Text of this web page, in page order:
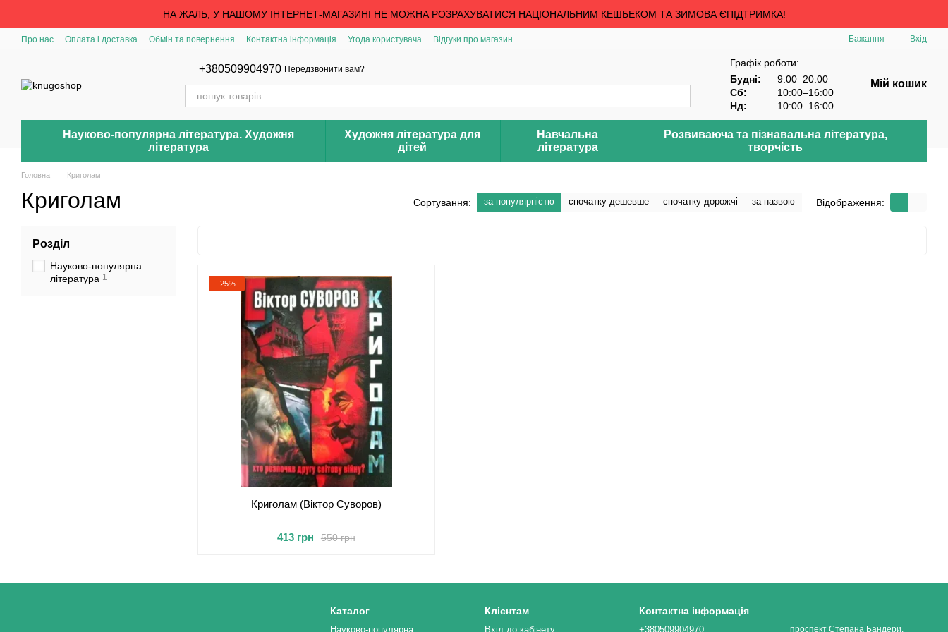
НА ЖАЛЬ, У НАШОМУ ІНТЕРНЕТ-МАГАЗИНІ НЕ МОЖНА РОЗРАХУВАТИСЯ НАЦІОНАЛЬНИМ КЕШБЕКОМ ТА ЗИМОВА ЄПІДТРИМКА!
Про нас Оплата і доставка Обмін та повернення Контактна інформація Угода користувача Відгуки про магазин Бажання Вхід
+380509904970 Передзвонити вам?
Графік роботи:
Будні:
9:00–20:00
Сб:
10:00–16:00
Нд:
10:00–16:00
Мій кошик
Науково-популярна література. Художня
література
Художня література для
дітей
Навчальна
література
Розвиваюча та пізнавальна література,
творчість
Головна Криголам
Криголам Сортування: за популярністю спочатку дешевше спочатку дорожчі за назвою Відображення:
−25%
Криголам (Віктор Суворов)
550 грн
413 грн
Розділ
Науково-популярна
література 1
Каталог
Науково-популярна
Клієнтам
Вхід до кабінету
Контактна інформація
+380509904970 проспект Степана Бандери,